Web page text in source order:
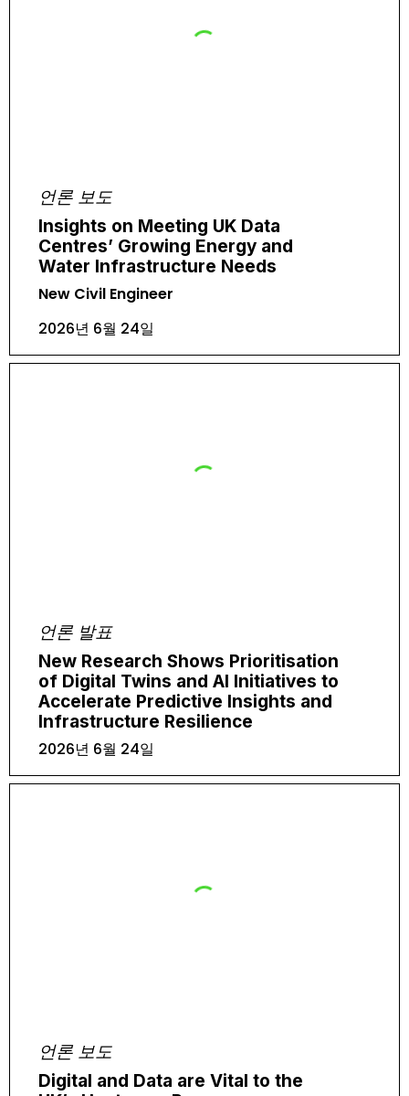
언론 보도
Insights on Meeting UK Data
Centres’ Growing Energy and
Water Infrastructure Needs
New Civil Engineer
2026년 6월 24일
언론 발표
New Research Shows Prioritisation
of Digital Twins and AI Initiatives to
Accelerate Predictive Insights and
Infrastructure Resilience
2026년 6월 24일
언론 보도
Digital and Data are Vital to the